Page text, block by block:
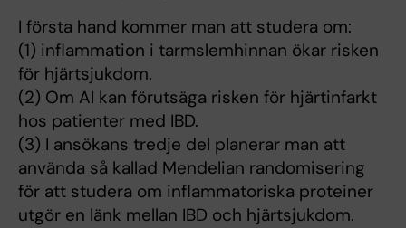
I första hand kommer man att studera om:
(1) inflammation i tarmslemhinnan ökar risken
för hjärtsjukdom.
(2) Om AI kan förutsäga risken för hjärtinfarkt
hos patienter med IBD.
(3) I ansökans tredje del planerar man att
använda så kallad Mendelian randomisering
för att studera om inflammatoriska proteiner
utgör en länk mellan IBD och hjärtsjukdom.